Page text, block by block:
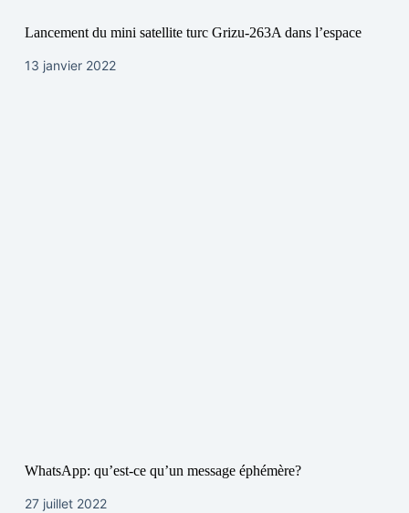
Lancement du mini satellite turc Grizu-263A dans l’espace
13 janvier 2022
WhatsApp: qu’est-ce qu’un message éphémère?
27 juillet 2022